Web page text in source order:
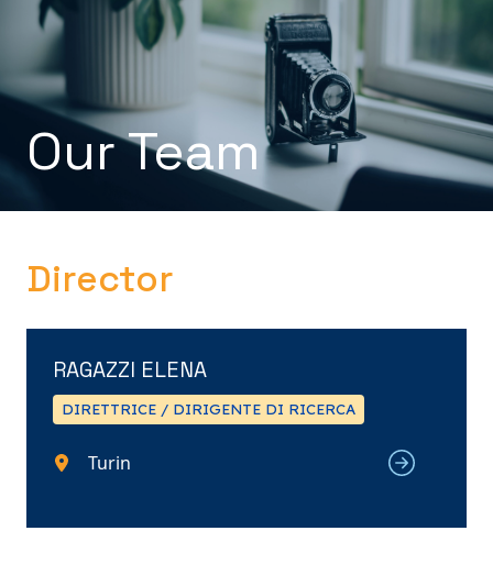
Our Team
Director
RAGAZZI ELENA
DIRETTRICE / DIRIGENTE DI RICERCA
Turin